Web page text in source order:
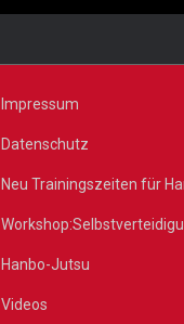
Impressum
Datenschutz
Neu Trainingszeiten für
Hanbo-Jutsu
Videos